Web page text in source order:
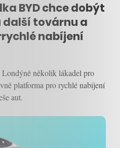
BYD chce dobýt
další továrnu a
nabíjení
několik lákadel pro
platforma pro rychlé nabíjení
aut.